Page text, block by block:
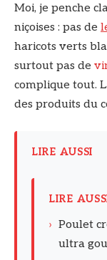
Moi, je penche
niçoises : pas de
haricots verts
surtout pas de
complique tout.
des produits du
LIRE AUSSI
LIRE
› Poulet
ultra